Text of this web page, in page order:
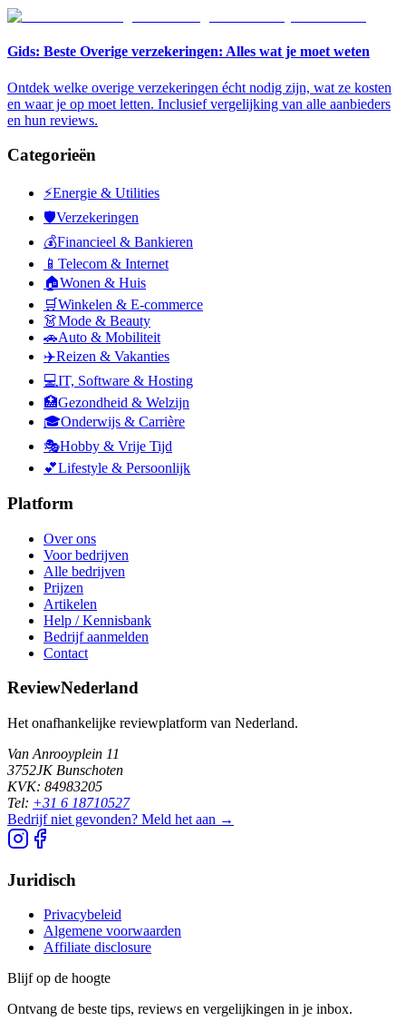
Gids: Beste Overige verzekeringen: Alles wat je moet weten
Ontdek welke overige verzekeringen écht nodig zijn, wat ze kosten
en waar je op moet letten. Inclusief vergelijking van alle aanbieders
en hun reviews.
Categorieën
⚡Energie & Utilities
🛡️Verzekeringen
💰Financieel & Bankieren
📱 Telecom & Internet
🏠Wonen & Huis
🛒Winkelen & E-commerce
👗Mode & Beauty
🚗Auto & Mobiliteit
✈️Reizen & Vakanties
💻IT, Software & Hosting
🏥Gezondheid & Welzijn
🎓Onderwijs & Carrière
🎭Hobby & Vrije Tijd
💕Lifestyle & Persoonlijk
Platform
Over ons
Voor bedrijven
Alle bedrijven
Prijzen
Artikelen
Help / Kennisbank
Bedrijf aanmelden
Contact
ReviewNederland
Het onafhankelijke reviewplatform van Nederland.
Van Anrooyplein 11
3752JK Bunschoten
KVK: 84983205
Tel: +31 6 18710527
Bedrijf niet gevonden? Meld het aan →
Juridisch
Privacybeleid
Algemene voorwaarden
Affiliate disclosure
Blijf op de hoogte
Ontvang de beste tips, reviews en vergelijkingen in je inbox.